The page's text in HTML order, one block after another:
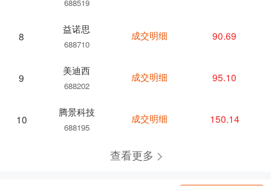
688519
8
益诺思
688710
9
美迪西
688202
10
腾景科技
688195
成交明细 90.69
成交明细 95.10
成交明细 150.14
查看更多